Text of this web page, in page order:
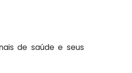
de saúde e seus